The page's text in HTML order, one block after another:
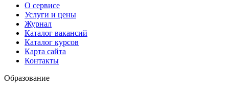
О сервисе
Услуги и цены
Журнал
Каталог вакансий
Каталог курсов
Карта сайта
Контакты
Образование